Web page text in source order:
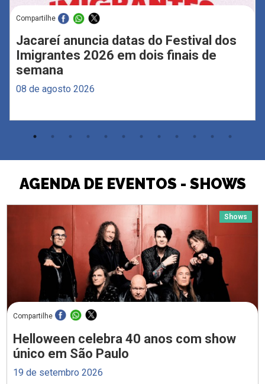
Compartilhe
Jacareí anuncia datas do Festival dos
Imigrantes 2026 em dois finais de
semana
08 de agosto 2026
AGENDA DE EVENTOS - SHOWS
Shows
Compartilhe
Helloween celebra 40 anos com show
único em São Paulo
19 de setembro 2026